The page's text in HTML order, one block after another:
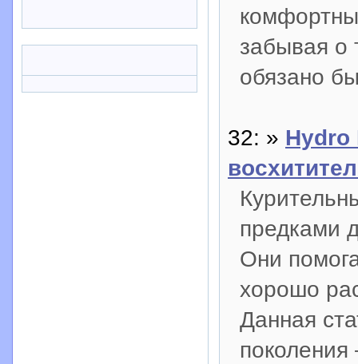
забывая о
обязано
32: » Hydro
предками
Они
хорошо
Данная